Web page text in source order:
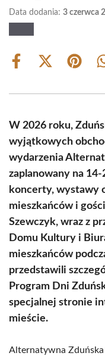
Data dodania: 3 czerwca
Share
Share
(Twitter)
Share
W 2026 roku,
wyjątkowych
wydarzenia
zaplanowany na
koncerty, wystawy
mieszkańców i
Szewczyk, wraz z
Domu Kultury i
mieszkańców
przedstawili
Program Dni
specjalnej stronie
mieście.
Alternatywna